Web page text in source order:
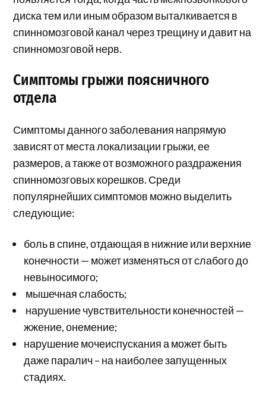
диска тем или иным образом выталкивается в
спинномозговой канал через трещину и давит на
спинномозговой нерв.
Симптомы грыжи поясничного
отдела
Симптомы данного заболевания напрямую
зависят от места локализации грыжи, ее
размеров, а также от возможного раздражения
спинномозговых корешков. Среди
популярнейших симптомов можно выделить
следующие:
боль в спине, отдающая в нижние или верхние
конечности — может изменяться от слабого до
невыносимого;
мышечная слабость;
нарушение чувствительности конечностей —
жжение, онемение;
нарушение мочеиспускания а может быть
даже паралич – на наиболее запущенных
стадиях.